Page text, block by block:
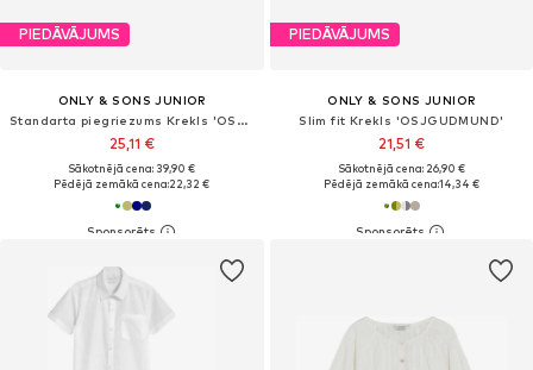
PIEDĀVĀJUMS
ONLY & SONS JUNIOR
Standarta piegriezums Krekls 'OSJNEW KODYL'
25,11 €
Sākotnējā cena: 39,90 €
Pēdējā zemākā cena:22,32 €
PIEDĀVĀJUMS
ONLY & SONS JUNIOR
Slim fit Krekls 'OSJGUDMUND'
21,51 €
Sākotnējā cena: 26,90 €
Pēdējā zemākā cena:14,34 €